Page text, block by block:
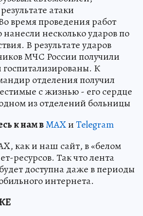
атаки
время проведения работ
несколько ударов по
В результате ударов
МЧС России получили
К
отделения получил
с жизнью - его сердце
из отделений больницы
к нам вMAXиTelegram
как и наш сайт, в «белом
ресурсов. Так что лента
будет доступна даже в периоды
интернета.